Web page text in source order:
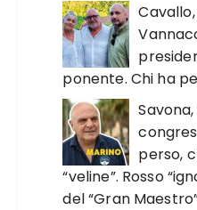
ponente. Chi ha
perso,
“veline”. Rosso
del “Gran